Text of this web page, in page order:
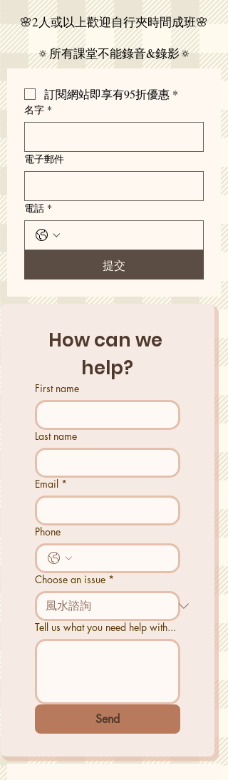
🌸2人或以上歡迎自行夾時間成班🌸
🔅所有課堂不能錄音&錄影🔅
訂閱網站即享有95折優惠 *
名字 *
電子郵件
電話 *
提交
How can we
help?
First name
Last name
Email *
Phone
Choose an issue *
Tell us what you need help with...
Send